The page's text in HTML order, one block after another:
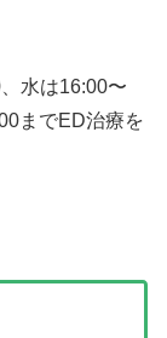
水は16:00〜
までED治療を